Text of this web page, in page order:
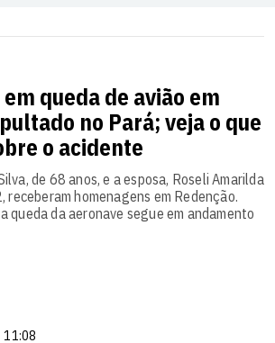
queda de avião em
no Pará; veja o que
o acidente
de 68 anos, e a esposa, Roseli Amarilda
receberam homenagens em Redenção.
queda da aeronave segue em andamento
11:08